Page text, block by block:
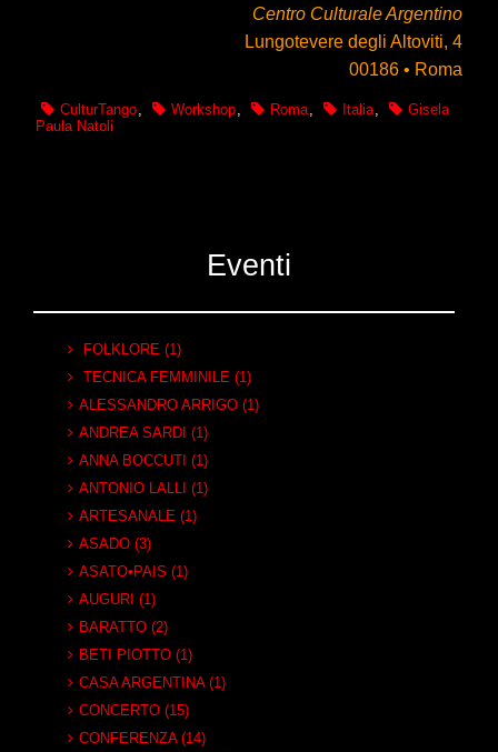
Centro Culturale Argentino
Lungotevere degli Altoviti, 4
00186 • Roma
CulturTango, Workshop, Roma, Italia,
Gisela
Paula Natoli
Eventi
FOLKLORE (1)
TECNICA FEMMINILE (1)
ALESSANDRO ARRIGO (1)
ANDREA SARDI (1)
ANNA BOCCUTI (1)
ANTONIO LALLI (1)
ARTESANALE (1)
ASADO (3)
ASATO•PAIS (1)
AUGURI (1)
BARATTO (2)
BETI PIOTTO (1)
CASA ARGENTINA (1)
CONCERTO (15)
CONFERENZA (14)